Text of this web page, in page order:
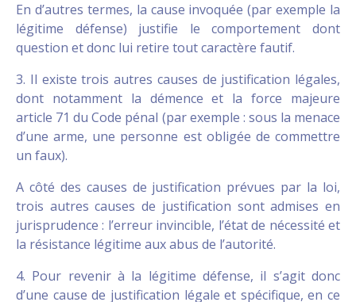
En d’autres termes, la cause invoquée (par exemple la
légitime défense) justifie le comportement dont
question et donc lui retire tout caractère fautif.
3. Il existe trois autres causes de justification légales,
dont notamment la démence et la force majeure
article 71 du Code pénal (par exemple : sous la menace
d’une arme, une personne est obligée de commettre
un faux).
A côté des causes de justification prévues par la loi,
trois autres causes de justification sont admises en
jurisprudence : l’erreur invincible, l’état de nécessité et
la résistance légitime aux abus de l’autorité.
4. Pour revenir à la légitime défense, il s’agit donc
d’une cause de justification légale et spécifique, en ce